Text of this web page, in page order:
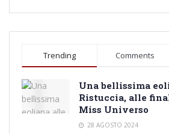
Trending Comments
Una bellissima
Ristuccia, alle
Miss Universo
28 AGOSTO 2024